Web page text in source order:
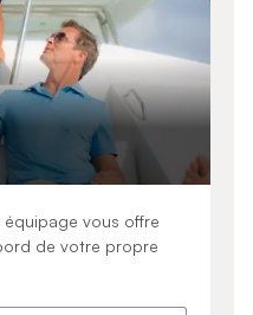
vous offre
de votre propre